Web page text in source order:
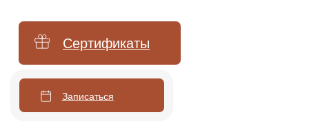
Лазерное омоложение PicoSure
Фотоомоложение BBL
Forever Young BBL